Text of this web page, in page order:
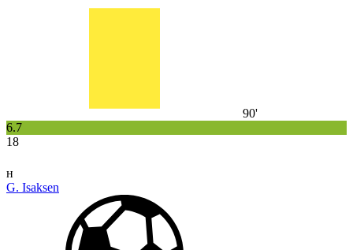
90'
6.7
18
н
G. Isaksen